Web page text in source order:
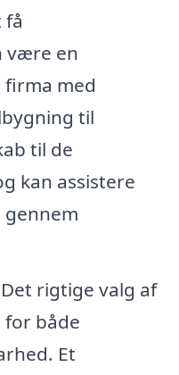
få
være en
firma med
til
til de
kan assistere
Det rigtige valg af
både
Et